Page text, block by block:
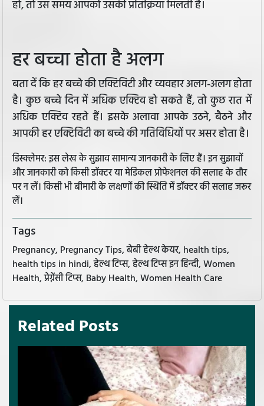
हो, तो उस समय आपको उसकी प्रतिक्रिया मिलती है।
हर बच्चा होता है अलग
बता दें कि हर बच्चे की एक्टिविटी और व्यवहार अलग-अलग होता
है। कुछ बच्चे दिन में अधिक एक्टिव हो सकते हैं, तो कुछ रात में
अधिक एक्टिव रहते हैं। इसके अलावा आपके उठने, बैठने और
आपकी हर एक्टिविटी का बच्चे की गतिविधियों पर असर होता है।
डिस्क्लेमर: इस लेख के सुझाव सामान्य जानकारी के लिए हैं। इन सुझावों
और जानकारी को किसी डॉक्टर या मेडिकल प्रोफेशनल की सलाह के तौर
पर न लें। किसी भी बीमारी के लक्षणों की स्थिति में डॉक्टर की सलाह जरूर
लें।
Tags
Pregnancy, Pregnancy Tips, बेबी हेल्थ केयर, health tips,
health tips in hindi, हेल्थ टिप्स, हेल्थ टिप्स इन हिन्दी, Women
Health, प्रेग्नेंसी टिप्स, Baby Health, Women Health Care
Related Posts